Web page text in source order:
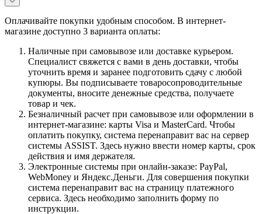
Оплачивайте покупки удобным способом. В интернет-
магазине доступно 3 варианта оплаты:
Наличные при самовывозе или доставке курьером.
Специалист свяжется с вами в день доставки, чтобы
уточнить время и заранее подготовить сдачу с любой
купюры. Вы подписываете товаросопроводительные
документы, вносите денежные средства, получаете
товар и чек.
Безналичный расчет при самовывозе или оформлении в
интернет-магазине: карты Visa и MasterCard. Чтобы
оплатить покупку, система перенаправит вас на сервер
системы ASSIST. Здесь нужно ввести номер карты, срок
действия и имя держателя.
Электронные системы при онлайн-заказе: PayPal,
WebMoney и Яндекс.Деньги. Для совершения покупки
система перенаправит вас на страницу платежного
сервиса. Здесь необходимо заполнить форму по
инструкции.